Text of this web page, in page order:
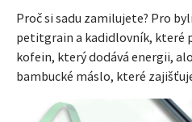
Proč si sadu zamilujete? Pro
petitgrain a kadidlovník, které
kofein, který dodává energii,
bambucké máslo, které